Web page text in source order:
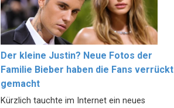
Der kleine Justin? Neue Fotos der
Familie Bieber haben die Fans verrückt
gemacht
Kürzlich tauchte im Internet ein neues